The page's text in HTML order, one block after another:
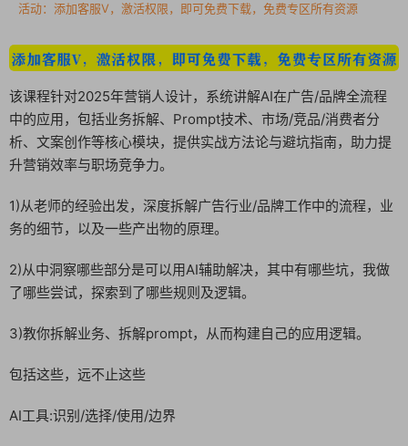
活动：添加客服V，激活权限，即可免费下载，免费专区所有资源
该课程针对2025年营销人设计，系统讲解AI在广告/品牌全流程
中的应用，包括业务拆解、Prompt技术、市场/竞品/消费者分
析、文案创作等核心模块，提供实战方法论与避坑指南，助力提
升营销效率与职场竞争力。
1)从老师的经验出发，深度拆解广告行业/品牌工作中的流程，业
务的细节，以及一些产出物的原理。
2)从中洞察哪些部分是可以用AI辅助解决，其中有哪些坑，我做
了哪些尝试，探索到了哪些规则及逻辑。
3)教你拆解业务、拆解prompt，从而构建自己的应用逻辑。
包括这些，远不止这些
AI工具:识别/选择/使用/边界